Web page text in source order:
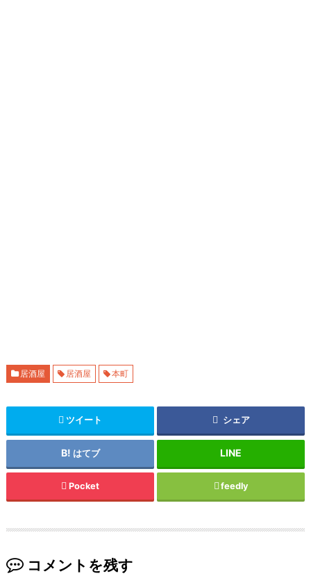
居酒屋 居酒屋 本町
ツイート シェア
はてブ
Pocket feedly
コメントを残す